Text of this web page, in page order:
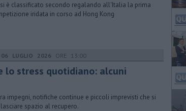
è classificato secondo regalando all'Italia la prima
iridata in corso ad Hong Kong
06 LUGLIO 2026 ORE 13:00
lo stress quotidiano: alcuni
impegni, notifiche continue e piccoli imprevisti che si
spazio al recupero.